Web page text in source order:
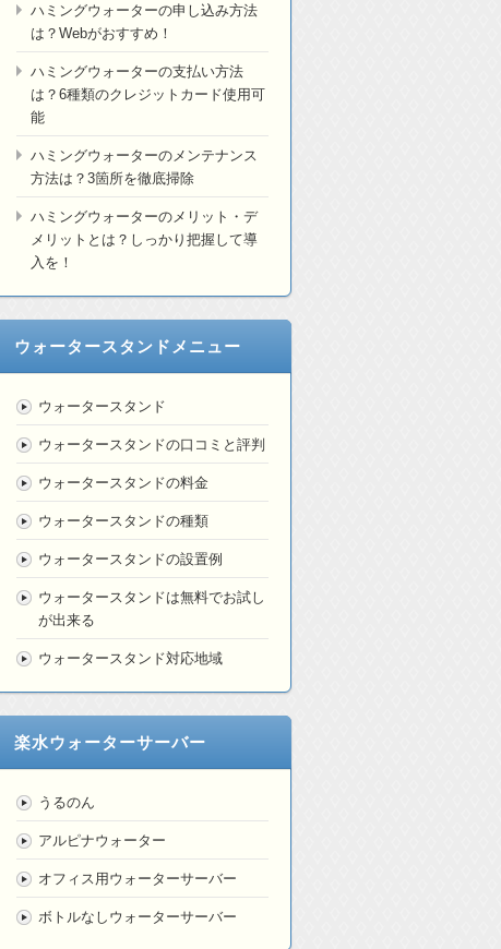
ハミングウォーターの申し込み方法
は？Webがおすすめ！
ハミングウォーターの支払い方法
は？6種類のクレジットカード使用可
能
ハミングウォーターのメンテナンス
方法は？3箇所を徹底掃除
ハミングウォーターのメリット・デ
メリットとは？しっかり把握して導
入を！
ウォータースタンドメニュー
ウォータースタンド
ウォータースタンドの口コミと評判
ウォータースタンドの料金
ウォータースタンドの種類
ウォータースタンドの設置例
ウォータースタンドは無料でお試し
が出来る
ウォータースタンド対応地域
楽水ウォーターサーバー
うるのん
アルピナウォーター
オフィス用ウォーターサーバー
ボトルなしウォーターサーバー